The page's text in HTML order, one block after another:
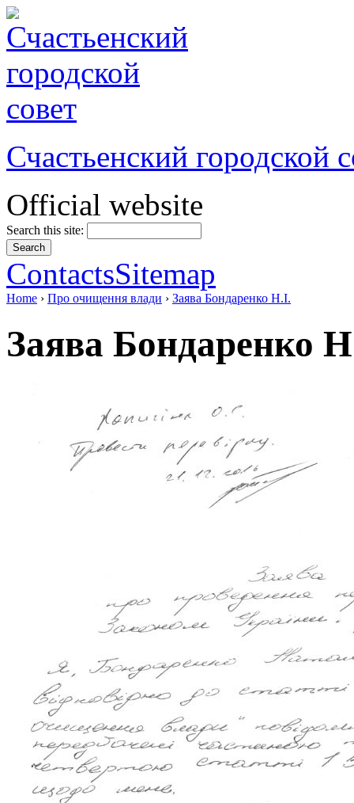
Счастьенский городской
Official website
Search this site:
ContactsSitemap
Home › Про очищення влади › Заява Бондаренко Н.І.
Заява Бондаренко